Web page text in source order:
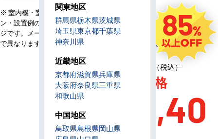
※ 室内機・室外機・リモコ
ン・設置例の画像はイメー
ジです。メーカー、機種等
で異なります。
電
源
三相200V
定
2,058,100円（税込）
85
定価 2,058,100円（税込）
AC特別価格
290,40
関東地区
群馬県栃木県茨城県
埼玉県東京都千葉県
神奈川県
近畿地区
京都府滋賀県兵庫県
大阪府奈良県三重県
和歌山県
中国地区
鳥取県島根県岡山県